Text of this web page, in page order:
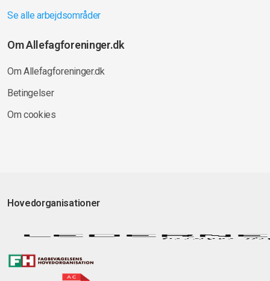
Se alle arbejdsområder
Om Allefagforeninger.dk
Om Allefagforeninger.dk
Betingelser
Om cookies
Hovedorganisationer